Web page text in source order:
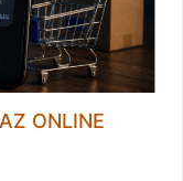
ONLINE